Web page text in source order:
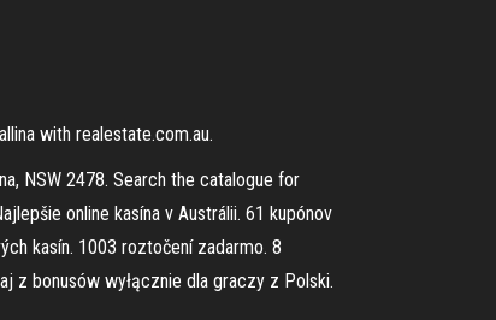
with realestate.com.au.
NSW 2478. Search the catalogue for
online kasína v Austrálii. 61 kupónov
kasín. 1003 roztočení zadarmo. 8
z bonusów wyłącznie dla graczy z Polski.